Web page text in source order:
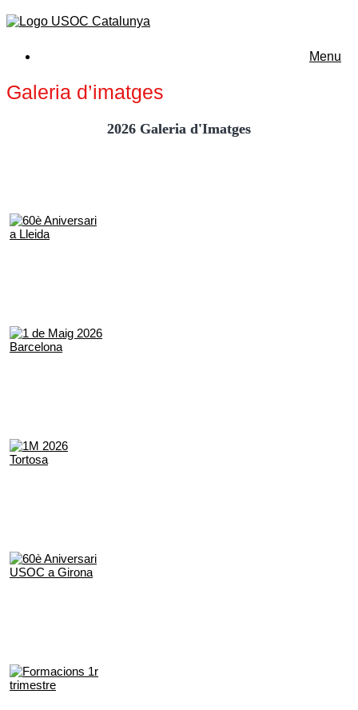
Menu
Galeria d’imatges
2026 Galeria d'Imatges